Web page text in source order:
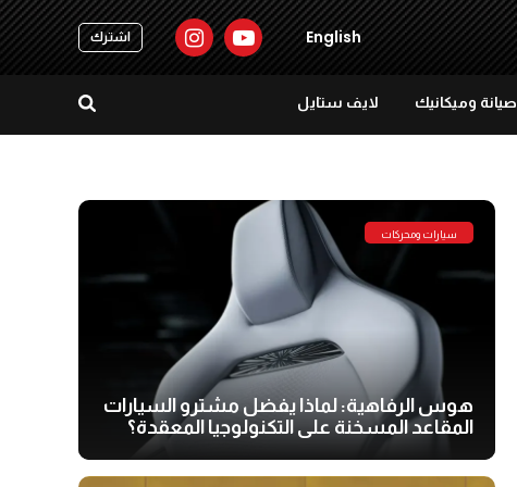
English اشترك
صيانة وميكانيك لايف ستايل
سيارات ومحركات
هوس الرفاهية: لماذا يفضل مشترو السيارات
المقاعد المسخنة على التكنولوجيا المعقدة؟